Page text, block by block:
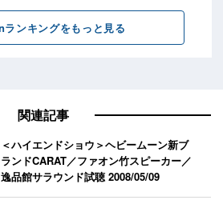
関連記事
＜ハイエンドショウ＞ヘビームーン新ブ
ランドCARAT／ファオン竹スピーカー／
逸品館サラウンド試聴2008/05/09